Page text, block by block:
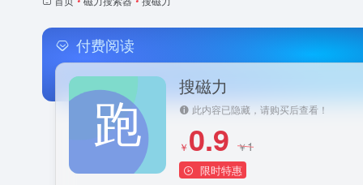
付费阅读
搜磁力
此内容已隐藏，请购买后查看！
￥ 0.9 ￥1
限时特惠